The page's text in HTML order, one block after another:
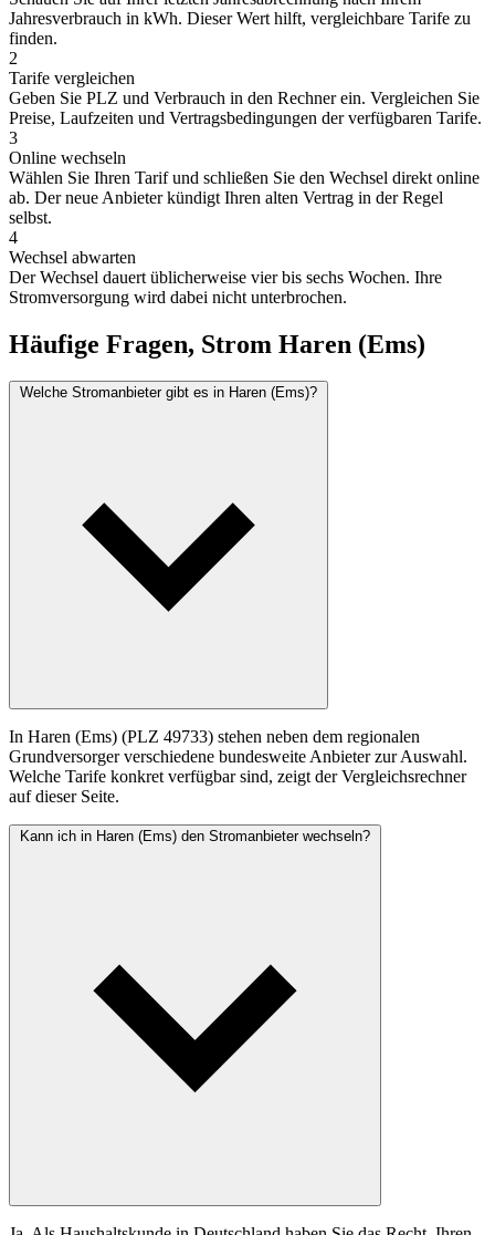
Jahresverbrauch in kWh. Dieser Wert hilft, vergleichbare Tarife zu
finden.
2
Tarife vergleichen
Geben Sie PLZ und Verbrauch in den Rechner ein. Vergleichen Sie
Preise, Laufzeiten und Vertragsbedingungen der verfügbaren Tarife.
3
Online wechseln
Wählen Sie Ihren Tarif und schließen Sie den Wechsel direkt online
ab. Der neue Anbieter kündigt Ihren alten Vertrag in der Regel
selbst.
4
Wechsel abwarten
Der Wechsel dauert üblicherweise vier bis sechs Wochen. Ihre
Stromversorgung wird dabei nicht unterbrochen.
Häufige Fragen, Strom Haren (Ems)
Welche Stromanbieter gibt es in Haren (Ems)?
In Haren (Ems) (PLZ 49733) stehen neben dem regionalen
Grundversorger verschiedene bundesweite Anbieter zur Auswahl.
Welche Tarife konkret verfügbar sind, zeigt der Vergleichsrechner
auf dieser Seite.
Kann ich in Haren (Ems) den Stromanbieter wechseln?